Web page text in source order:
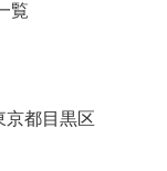
覧
京都目黒区